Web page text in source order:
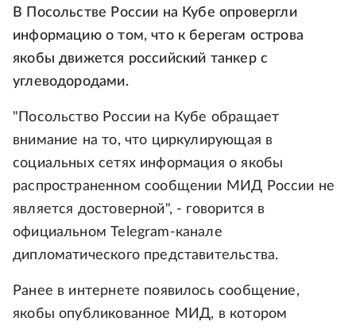
В Посольстве России на Кубе опровергли
информацию о том, что к берегам острова
якобы движется российский танкер с
углеводородами.
"Посольство России на Кубе обращает
внимание на то, что циркулирующая в
социальных сетях информация о якобы
распространенном сообщении МИД России не
является достоверной", - говорится в
официальном Telegram-канале
дипломатического представительства.
Ранее в интернете появилось сообщение,
якобы опубликованное МИД, в котором